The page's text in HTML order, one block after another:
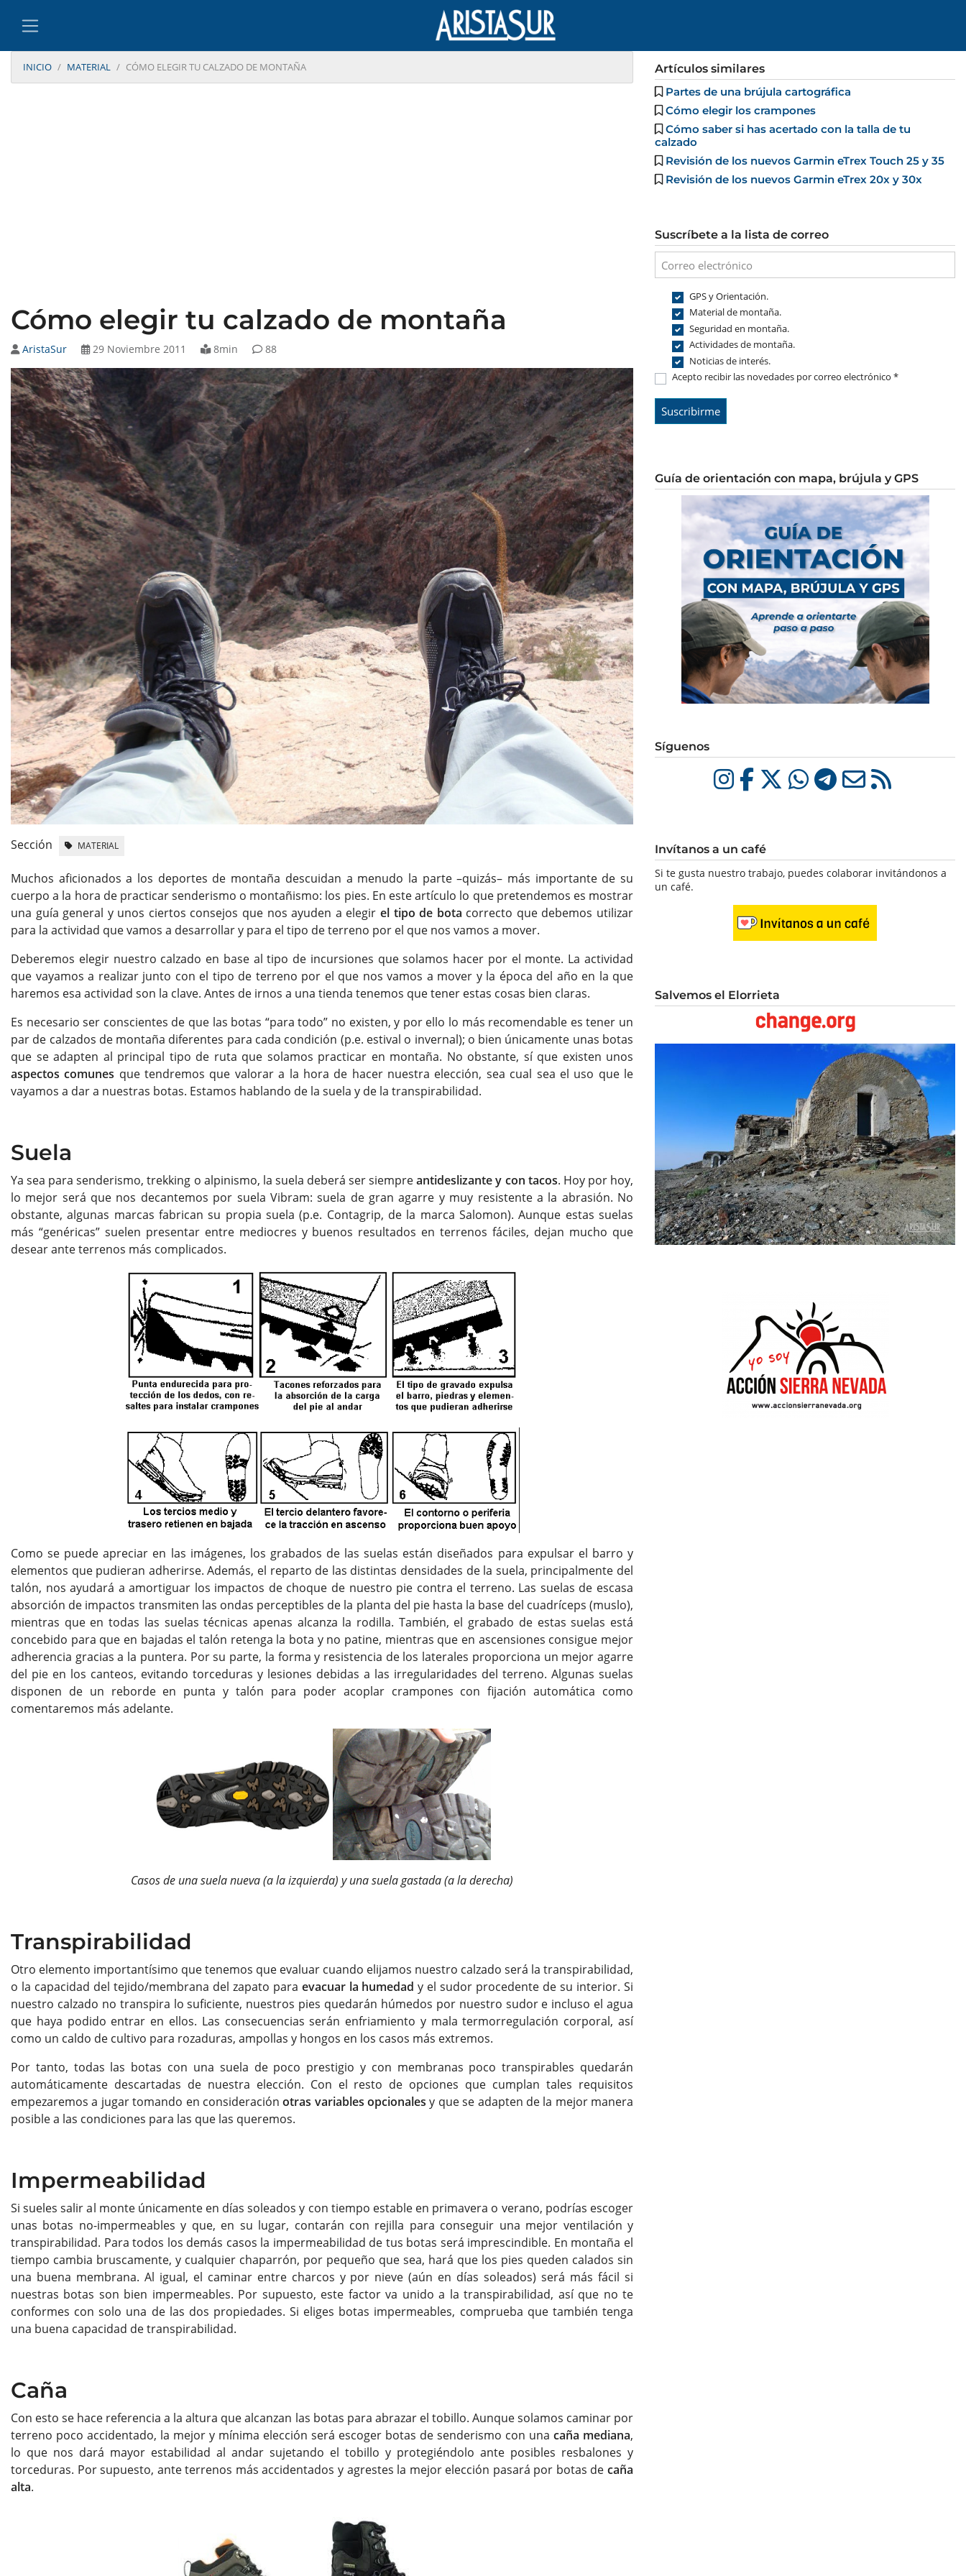
INICIO MATERIAL CÓMO ELEGIR TU CALZADO DE MONTAÑA
Cómo elegir tu calzado de montaña
AristaSur 29 Noviembre 2011 8min 88
Sección MATERIAL
Muchos aficionados a los deportes de montaña descuidan a menudo la parte –quizás– más importante de su
cuerpo a la hora de practicar senderismo o montañismo: los pies. En este artículo lo que pretendemos es mostrar
una guía general y unos ciertos consejos que nos ayuden a elegir el tipo de bota correcto que debemos utilizar
para la actividad que vamos a desarrollar y para el tipo de terreno por el que nos vamos a mover.
Deberemos elegir nuestro calzado en base al tipo de incursiones que solamos hacer por el monte. La actividad
que vayamos a realizar junto con el tipo de terreno por el que nos vamos a mover y la época del año en la que
haremos esa actividad son la clave. Antes de irnos a una tienda tenemos que tener estas cosas bien claras.
Es necesario ser conscientes de que las botas “para todo” no existen, y por ello lo más recomendable es tener un
par de calzados de montaña diferentes para cada condición (p.e. estival o invernal); o bien únicamente unas botas
que se adapten al principal tipo de ruta que solamos practicar en montaña. No obstante, sí que existen unos
aspectos comunes que tendremos que valorar a la hora de hacer nuestra elección, sea cual sea el uso que le
vayamos a dar a nuestras botas. Estamos hablando de la suela y de la transpirabilidad.
Suela
Ya sea para senderismo, trekking o alpinismo, la suela deberá ser siempreantideslizante y con tacos. Hoy por hoy,
lo mejor será que nos decantemos por suela Vibram: suela de gran agarre y muy resistente a la abrasión. No
obstante, algunas marcas fabrican su propia suela (p.e. Contagrip, de la marca Salomon). Aunque estas suelas
más “genéricas” suelen presentar entre mediocres y buenos resultados en terrenos fáciles, dejan mucho que
desear ante terrenos más complicados.
Como se puede apreciar en las imágenes, los grabados de las suelas están diseñados para expulsar el barro y
elementos que pudieran adherirse. Además, el reparto de las distintas densidades de la suela, principalmente del
talón, nos ayudará a amortiguar los impactos de choque de nuestro pie contra el terreno. Las suelas de escasa
absorción de impactos transmiten las ondas perceptibles de la planta del pie hasta la base del cuadríceps (muslo),
mientras que en todas las suelas técnicas apenas alcanza la rodilla. También, el grabado de estas suelas está
concebido para que en bajadas el talón retenga la bota y no patine, mientras que en ascensiones consigue mejor
adherencia gracias a la puntera. Por su parte, la forma y resistencia de los laterales proporciona un mejor agarre
del pie en los canteos, evitando torceduras y lesiones debidas a las irregularidades del terreno. Algunas suelas
disponen de un reborde en punta y talón para poder acoplar crampones con fijación automática como
comentaremos más adelante.
Casos de una suela nueva (a la izquierda) y una suela gastada (a la derecha)
Transpirabilidad
Otro elemento importantísimo que tenemos que evaluar cuando elijamos nuestro calzado será la transpirabilidad,
o la capacidad del tejido/membrana del zapato para evacuar la humedad y el sudor procedente de su interior. Si
nuestro calzado no transpira lo suficiente, nuestros pies quedarán húmedos por nuestro sudor e incluso el agua
que haya podido entrar en ellos. Las consecuencias serán enfriamiento y mala termorregulación corporal, así
como un caldo de cultivo para rozaduras, ampollas y hongos en los casos más extremos.
Por tanto, todas las botas con una suela de poco prestigio y con membranas poco transpirables quedarán
automáticamente descartadas de nuestra elección. Con el resto de opciones que cumplan tales requisitos
empezaremos a jugar tomando en consideraciónotras variables opcionales y que se adapten de la mejor manera
posible a las condiciones para las que las queremos.
Impermeabilidad
Si sueles salir al monte únicamente en días soleados y con tiempo estable en primavera o verano, podrías escoger
unas botas no-impermeables y que, en su lugar, contarán con rejilla para conseguir una mejor ventilación y
transpirabilidad. Para todos los demás casos la impermeabilidad de tus botas será imprescindible. En montaña el
tiempo cambia bruscamente, y cualquier chaparrón, por pequeño que sea, hará que los pies queden calados sin
una buena membrana. Al igual, el caminar entre charcos y por nieve (aún en días soleados) será más fácil si
nuestras botas son bien impermeables. Por supuesto, este factor va unido a la transpirabilidad, así que no te
conformes con solo una de las dos propiedades. Si eliges botas impermeables, comprueba que también tenga
una buena capacidad de transpirabilidad.
Caña
Con esto se hace referencia a la altura que alcanzan las botas para abrazar el tobillo. Aunque solamos caminar por
terreno poco accidentado, la mejor y mínima elección será escoger botas de senderismo con una caña mediana,
lo que nos dará mayor estabilidad al andar sujetando el tobillo y protegiéndolo ante posibles resbalones y
torceduras. Por supuesto, ante terrenos más accidentados y agrestes la mejor elección pasará por botas de caña
alta.
Artículos similares
Partes de una brújula cartográfica
Cómo elegir los crampones
Cómo saber si has acertado con la talla de tu
calzado
Revisión de los nuevos Garmin eTrex Touch 25 y 35
Revisión de los nuevos Garmin eTrex 20x y 30x
Suscríbete a la lista de correo
GPS y Orientación.
Material de montaña.
Seguridad en montaña.
Actividades de montaña.
Noticias de interés.
Acepto recibir las novedades por correo electrónico *
Guía de orientación con mapa, brújula y GPS
Síguenos
Invítanos a un café
Si te gusta nuestro trabajo, puedes colaborar invitándonos a
un café.
Salvemos el Elorrieta